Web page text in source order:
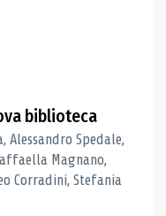
biblioteca
Alessandro Spedale,
Magnano,
Corradini, Stefania